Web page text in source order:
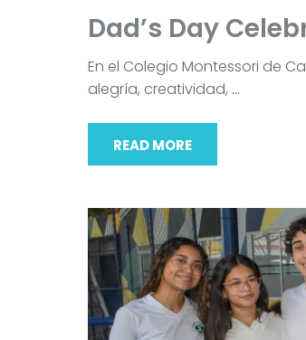
Dad’s Day
En el Colegio Montessori de
alegría, creatividad, …
READ MORE